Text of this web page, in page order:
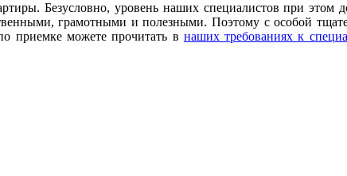
Безусловно, уровень наших специалистов при этом
грамотными и полезными. Поэтому с особой
приемке можете прочитать в наших требованиях к